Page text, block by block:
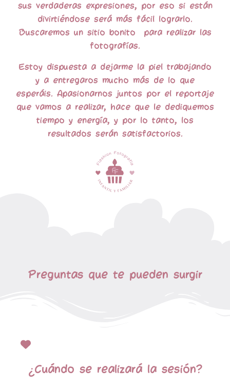
sus verdaderas expresiones, por eso si están
divirtiéndose será más fácil lograrlo.
Buscaremos un sitio bonito para realizar las
fotografías.
Estoy dispuesta a dejarme la piel trabajando
y a entregaros mucho más de lo que
esperáis. Apasionarnos juntos por el reportaje
que vamos a realizar, hace que le dediquemos
tiempo y energía, y por lo tanto, los
resultados serán satisfactorios.
Preguntas que te pueden surgir
¿Cuándo se realizará la sesión?